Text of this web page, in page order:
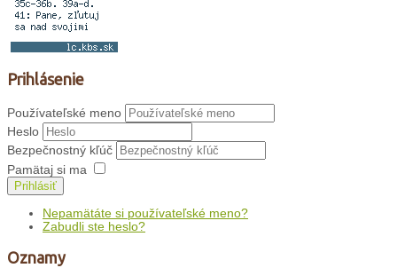
Prihlásenie
Používateľské meno
Heslo
Bezpečnostný kľúč
Pamätaj si ma
Prihlásiť
Nepamätáte si používateľské meno?
Zabudli ste heslo?
Oznamy